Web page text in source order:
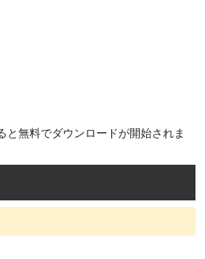
と無料でダウンロードが開始されま